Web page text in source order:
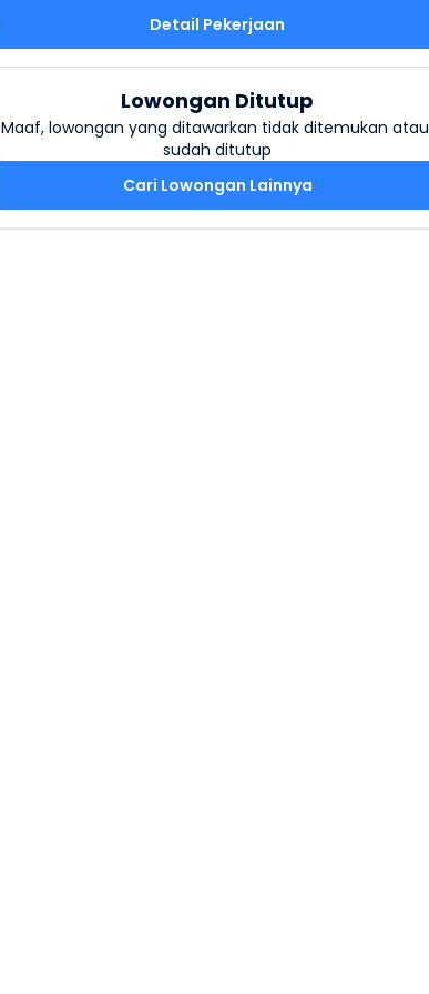
Detail Pekerjaan
Lowongan Ditutup
Maaf, lowongan yang ditawarkan tidak ditemukan atau
sudah ditutup
Cari Lowongan Lainnya